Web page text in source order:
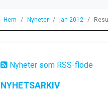
Hem Nyheter jan 2012
Nyheter som RSS-flöde
NYHETSARKIV